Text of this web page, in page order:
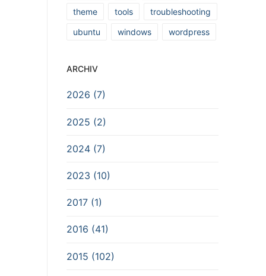
theme
tools
troubleshooting
ubuntu
windows wordpress
ARCHIV
2026 (7)
2025 (2)
2024 (7)
2023 (10)
2017 (1)
2016 (41)
2015 (102)